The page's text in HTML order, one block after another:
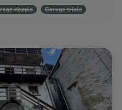
doppio Garage triplo